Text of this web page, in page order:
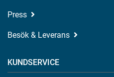
Press
Besök & Leverans
KUNDSERVICE